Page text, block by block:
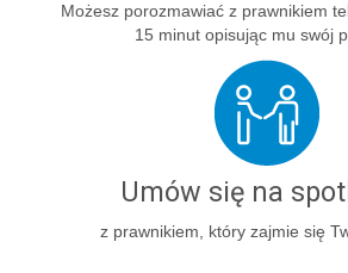
Możesz porozmawiać z prawnikiem
15 minut opisując mu swój
Umów się na
z prawnikiem, który zajmie się